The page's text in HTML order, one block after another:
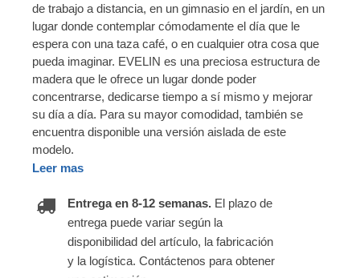
de trabajo a distancia, en un gimnasio en el jardín, en un
lugar donde contemplar cómodamente el día que le
espera con una taza café, o en cualquier otra cosa que
pueda imaginar. EVELIN es una preciosa estructura de
madera que le ofrece un lugar donde poder
concentrarse, dedicarse tiempo a sí mismo y mejorar
su día a día. Para su mayor comodidad, también se
encuentra disponible una versión aislada de este
modelo.
Leer mas
Entrega en 8-12 semanas. El plazo de
entrega puede variar según la
disponibilidad del artículo, la fabricación
y la logística. Contáctenos para obtener